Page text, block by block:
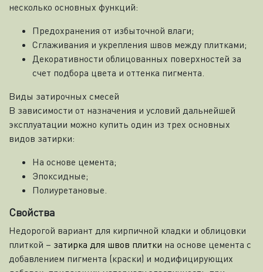
несколько основных функций:
Предохранения от избыточной влаги;
Сглаживания и укрепления швов между плитками;
Декоративности облицованных поверхностей за
счет подбора цвета и оттенка пигмента.
Виды затирочных смесей
В зависимости от назначения и условий дальнейшей
эксплуатации можно купить один из трех основных
видов затирки:
На основе цемента;
Эпоксидные;
Полиуретановые.
Свойства
Недорогой вариант для кирпичной кладки и облицовки
плиткой – затирка для швов плитки на основе цемента с
добавлением пигмента (краски) и модифицирующих